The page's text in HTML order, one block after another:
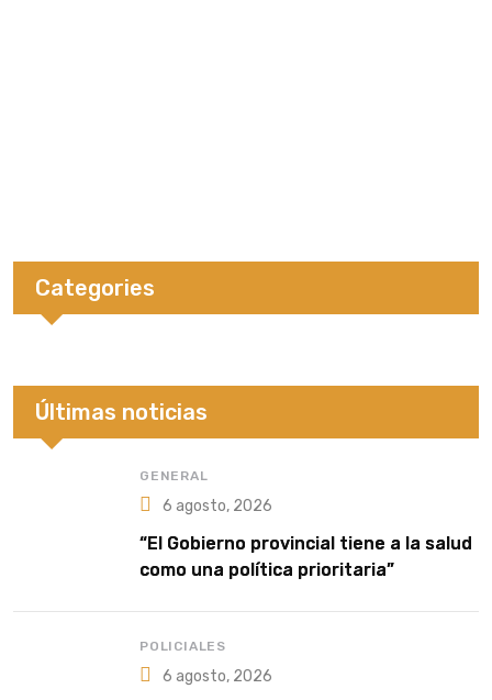
Categories
Últimas noticias
GENERAL
6 agosto, 2026
“El Gobierno provincial tiene a la salud
como una política prioritaria”
POLICIALES
6 agosto, 2026